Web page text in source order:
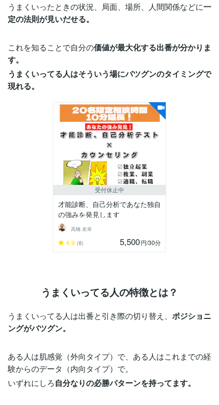
うまくいったときの状況、局面、場所、人間関係などに一
定の法則が見いだせる。
これを知ることで自分の価値が最大化する出番が分かりま
す。
うまくいってる人はそういう場にバツグンのタイミングで
現れる。
受付休止中
才能診断、自己分析であなた独自
の強みを発見します
高橋 友幸
4.9 (8) 5,500円/30分
うまくいってる人の特徴とは？
うまくいってる人は出番と引き際の切り替え、 ポジショニ
ングがバツグン。
ある人は肌感覚（外向タイプ）で、ある人はこれまでの経
験からのデータ（内向タイプ）で。
いずれにしろ自分なりの必勝パターンを持ってます。